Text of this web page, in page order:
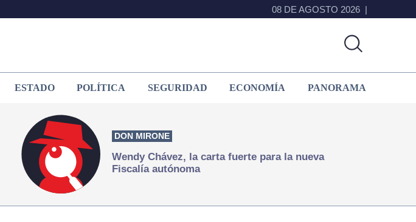
08 DE AGOSTO 2026
ESTADO POLÍTICA SEGURIDAD ECONOMÍA PANORAMA
DON MIRONE
Wendy Chávez, la carta fuerte para la nueva
Fiscalía autónoma